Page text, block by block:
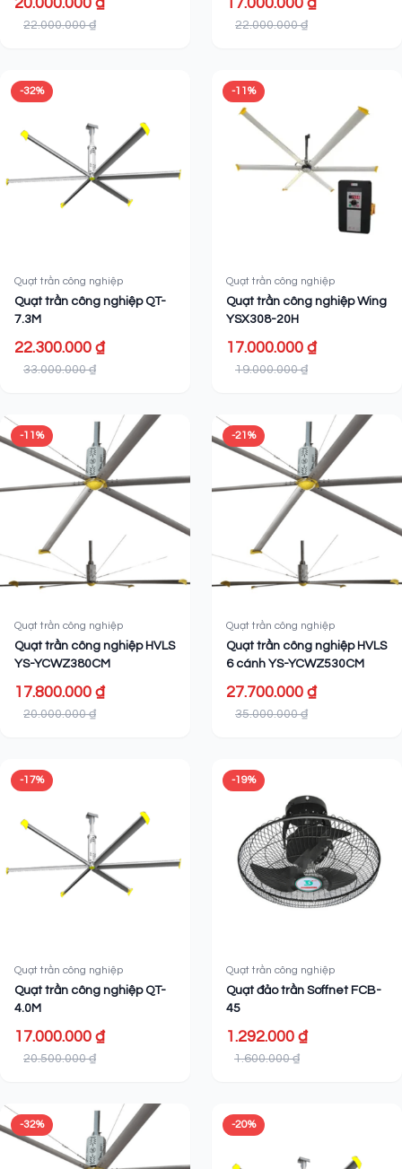
20.000.000 ₫
22.000.000 ₫
17.000.000 ₫
22.000.000 ₫
-32%
Quạt trần công nghiệp
Quạt trần công nghiệp QT-
7.3M
22.300.000 ₫
33.000.000 ₫
-11%
Quạt trần công nghiệp
Quạt trần công nghiệp Wing
YSX308-20H
17.000.000 ₫
19.000.000 ₫
-11%
Quạt trần công nghiệp
Quạt trần công nghiệp HVLS
YS-YCWZ380CM
17.800.000 ₫
20.000.000 ₫
-21%
Quạt trần công nghiệp
Quạt trần công nghiệp HVLS
6 cánh YS-YCWZ530CM
27.700.000 ₫
35.000.000 ₫
-17%
Quạt trần công nghiệp
Quạt trần công nghiệp QT-
4.0M
17.000.000 ₫
20.500.000 ₫
-19%
Quạt trần công nghiệp
Quạt đảo trần Soffnet FCB-
45
1.292.000 ₫
1.600.000 ₫
-32% -20%